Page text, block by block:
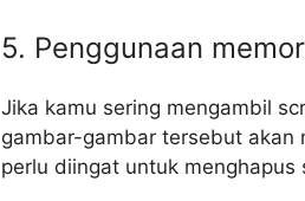
5. Penggunaan
Jika kamu sering mengambil
gambar-gambar tersebut akan
perlu diingat untuk